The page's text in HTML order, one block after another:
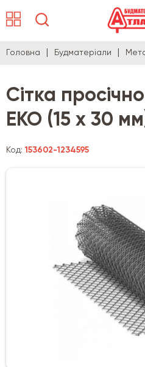
Головна Будматеріали
Сітка
ЕКО (15 х 30
Код:153602-1234595